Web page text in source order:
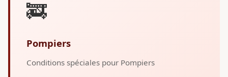
🚒
Pompiers
Conditions spéciales pour Pompiers